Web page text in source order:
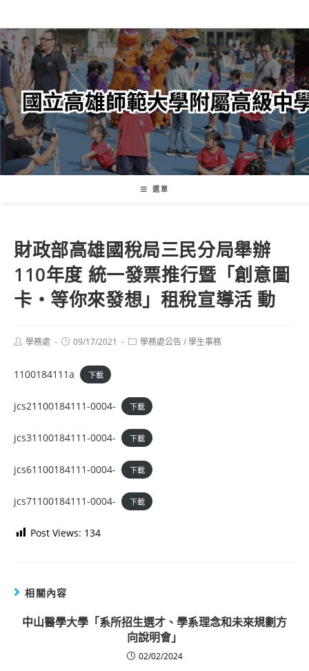
轉
至
主
內
容
選單
財政部高雄國稅局三民分局舉辦
110年度 統一發票推行暨「創意圖
卡‧等你來發想」租稅宣導活 動
Post學務處
Post09/17/2021
Post學務處公告/學生事務
1100184111a 下載
jcs21100184111-0004- 下載
jcs31100184111-0004- 下載
jcs61100184111-0004- 下載
jcs71100184111-0004- 下載
Post Views: 134
相關內容
中山醫學大學「系所招生選才、學系理念和未來規劃方
向說明會」
02/02/2024